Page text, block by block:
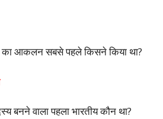
का आकलन सबसे पहले किसने किया था?
बनने वाला पहला भारतीय कौन था?